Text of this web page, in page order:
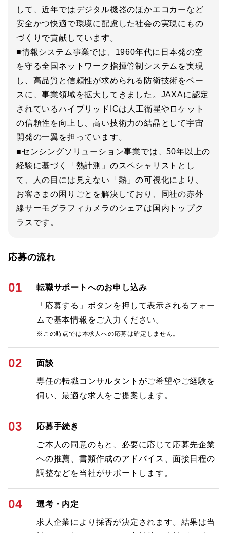
して、近年ではデジタル機器のほかエコカーなど
安全かつ快適で環境に配慮した社会の実現にもの
づくりで貢献しています。
■情報システム事業では、1960年代に日本発の空
を守る全国ネットワーク指揮管制システムを実現
し、高品質と信頼性が求められる防衛技術をベー
スに、事業領域を拡大してきました。JAXAに認定
されているハイブリッドICは人工衛星やロケット
の信頼性を向上し、高い技術力の結晶として宇宙
開発の一翼を担っています。
■センシングソリューション事業では、50年以上の
経験に基づく「熱計測」のスペシャリストとし
て、人の目には見えない「熱」の可視化により、
お客さまの困りごとを解決しており、同社の赤外
線サーモグラフィカメラのシェアは国内トップク
ラスです。
応募の流れ
01 転職サポートへのお申し込み
「応募する」ボタンを押して表示されるフォー
ムで基本情報をご入力ください。
※この時点では本求人への応募は確定しません。
02 面談
専任の転職コンサルタントがご希望やご経験を
伺い、最適な求人をご提案します。
03 応募手続き
ご本人の同意のもと、必要に応じて応募先企業
への推薦、書類作成のアドバイス、面接日程の
調整などを当社がサポートします。
04 選考・内定
求人企業により採否が決定されます。結果は当